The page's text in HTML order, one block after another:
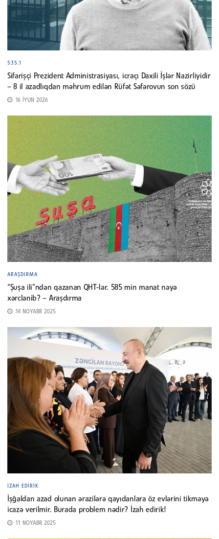
535.1
Sifarişçi Prezident Administrasiyası, icraçı Daxili İşlər Nazirliyidir
– 8 il azadlıqdan məhrum edilən Rüfət Səfərovun son sözü
16 İYUN 2026
ARAŞDIRMA
“Şuşa ili”ndən qazanan QHT-lər. 585 min manat nəyə
xərclənib? – Araşdırma
14 NOYABR 2025
İZAH EDIRIK
İşğaldan azad olunan ərazilərə qayıdanlara öz evlərini tikməyə
icazə verilmir. Burada problem nədir? İzah edirik!
11 NOYABR 2025